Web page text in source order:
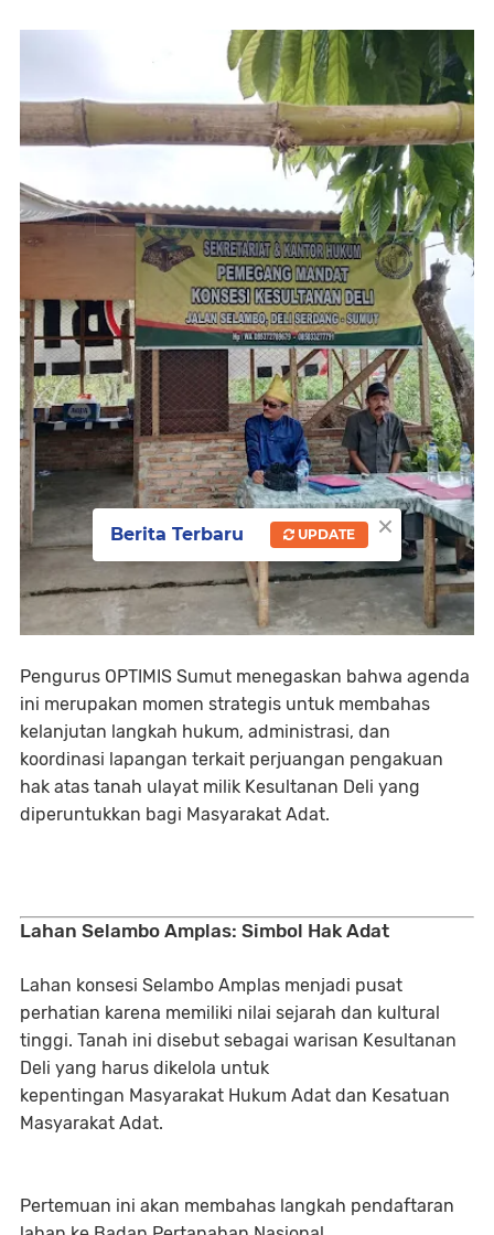
Pengurus OPTIMIS Sumut menegaskan bahwa agenda
ini merupakan momen strategis untuk membahas
kelanjutan langkah hukum, administrasi, dan
koordinasi lapangan terkait perjuangan pengakuan
hak atas tanah ulayat milik Kesultanan Deli yang
diperuntukkan bagi Masyarakat Adat.
Lahan Selambo Amplas: Simbol Hak Adat
Lahan konsesi Selambo Amplas menjadi pusat
perhatian karena memiliki nilai sejarah dan kultural
tinggi. Tanah ini disebut sebagai warisan Kesultanan
Deli yang harus dikelola untuk
kepentingan Masyarakat Hukum Adat dan Kesatuan
Masyarakat Adat.
Pertemuan ini akan membahas langkah pendaftaran
×
Berita Terbaru UPDATE